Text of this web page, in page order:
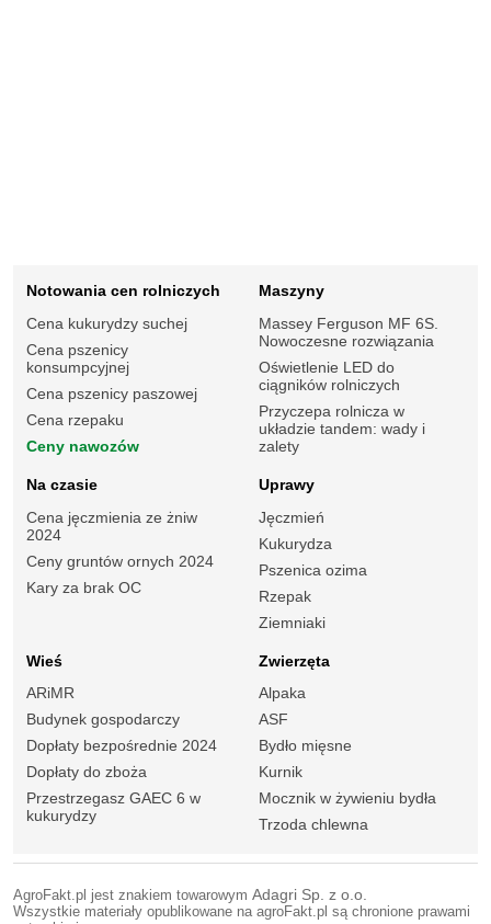
Notowania cen rolniczych
Cena kukurydzy suchej
Cena pszenicy
konsumpcyjnej
Cena pszenicy paszowej
Cena rzepaku
Ceny nawozów
Maszyny
Massey Ferguson MF 6S.
Nowoczesne rozwiązania
Oświetlenie LED do
ciągników rolniczych
Przyczepa rolnicza w
układzie tandem: wady i
zalety
Na czasie
Cena jęczmienia ze żniw
2024
Ceny gruntów ornych 2024
Kary za brak OC
Uprawy
Jęczmień
Kukurydza
Pszenica ozima
Rzepak
Ziemniaki
Wieś
ARiMR
Budynek gospodarczy
Dopłaty bezpośrednie 2024
Dopłaty do zboża
Przestrzegasz GAEC 6 w
kukurydzy
Zwierzęta
Alpaka
ASF
Bydło mięsne
Kurnik
Mocznik w żywieniu bydła
Trzoda chlewna
AgroFakt.pl jest znakiem towarowym Adagri Sp. z o.o.
Wszystkie materiały opublikowane na agroFakt.pl są chronione prawami